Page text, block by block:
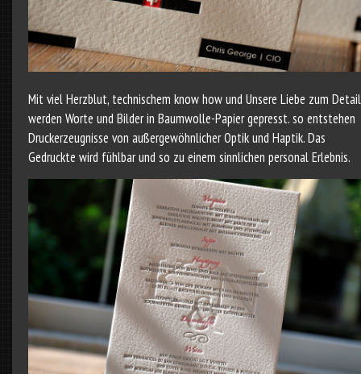
Mit viel Herzblut, technischem know how und Unsere Liebe zum Detail
werden Worte und Bilder in Baumwolle-Papier gepresst. so entstehen
Druckerzeugnisse von außergewöhnlicher Optik und Haptik. Das
Gedruckte wird fühlbar und so zu einem sinnlichen personal Erlebnis.